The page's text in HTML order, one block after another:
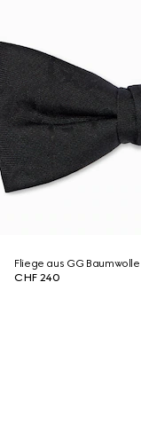
Fliege aus GG
CHF 240